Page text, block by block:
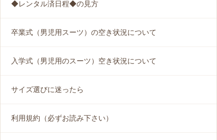
◆レンタル済日程◆の見方
卒業式（男児用スーツ）の空き状況について
入学式（男児用のスーツ）空き状況について
サイズ選びに迷ったら
利用規約（必ずお読み下さい）